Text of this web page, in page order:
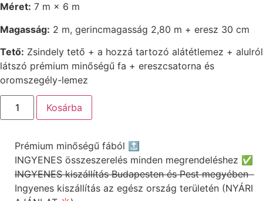
Méret: 7 m × 6 m
Magasság: 2 m, gerincmagasság 2,80 m + eresz 30 cm
Tető: Zsindely tető + a hozzá tartozó alátétlemez + alulról
látszó prémium minőségű fa + ereszcsatorna és
oromszegély-lemez
Kosárba
Prémium minőségű fából 🔝
INGYENES összeszerelés minden megrendeléshez ✅
INGYENES kiszállítás Budapesten és Pest megyében
Ingyenes kiszállítás az egész ország területén (NYÁRI